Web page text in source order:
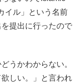
イル」という名前
提出に行ったので
うかわからない。
しい。」と言われ